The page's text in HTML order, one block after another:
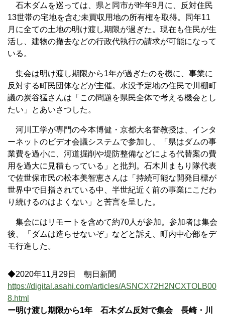
石木ダムを巡っては、県と同市が昨年9月に、反対住民
13世帯の宅地を含む未買収用地の所有権を取得。同年11
月に全ての土地の明け渡し期限が過ぎた。現在も住民が生
活し、建物の撤去などの行政代執行の請求が可能になって
いる。
集会は明け渡し期限から1年が過ぎたのを機に、事業に
反対する町民団体などが主催。水没予定地の住民で川棚町
議の炭谷猛さんは「この問題を県民全体で考える機会とし
たい」とあいさつした。
河川工学が専門の今本博健・京都大名誉教授は、インタ
ーネットのビデオ会議システムで参加し、「県はダムの事
業費を過小に、河道掘削や堤防整備などによる代替案の費
用を過大に見積もっている」と批判。石木川まもり隊代表
で佐世保市民の松本美智恵さんは「持続可能な開発目標が
世界中で目指されている中、半世紀近く前の事業にこだわ
り続けるのはよくない」と苦言を呈した。
集会にはリモートを含めて約70人が参加。参加者は集会
後、「ダムは造らせないぞ」などと訴え、町内中心部をデ
モ行進した。
◆2020年11月29日 朝日新聞
https://digital.asahi.com/articles/ASNCX72H2NCXTOLB00
8.html
ー明け渡し期限から1年 石木ダム反対で集会 長崎・川